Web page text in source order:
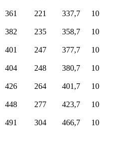
361 221 337,7 10
382 235 358,7 10
401 247 377,7 10
404 248 380,7 10
426 264 401,7 10
448 277 423,7 10
491 304 466,7 10